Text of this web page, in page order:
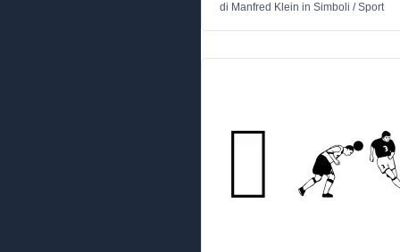
di Manfred Klein in Simboli /Sport